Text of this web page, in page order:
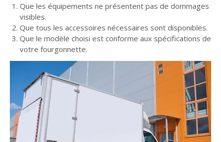
Que les équipements ne présentent pas de dommages
visibles.
Que tous les accessoires nécessaires sont disponibles.
Que le modèle choisi est conforme aux spécifications de
votre fourgonnette.